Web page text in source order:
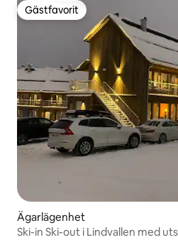
Gästfavorit
Gästfavorit
Ägarlägenhet
Ski-in Ski-out i Lindvallen med